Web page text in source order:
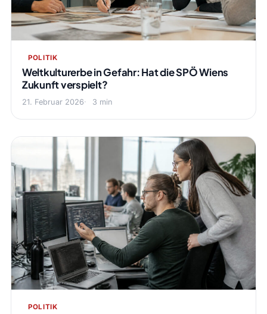
POLITIK
Weltkulturerbe in Gefahr: Hat die SPÖ Wiens
Zukunft verspielt?
21. Februar 2026 3 min
POLITIK